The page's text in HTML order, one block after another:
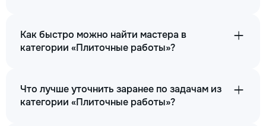
Как быстро можно найти мастера в
категории «Плиточные работы»?
Что лучше уточнить заранее по задачам из
категории «Плиточные работы»?